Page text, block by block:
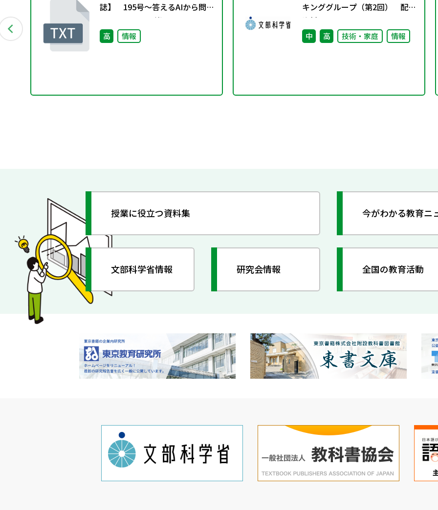
誌】 195号～答えるAIから問う
AIへ、そして一緒に考えるAIへ
～高 情報
キンググループ（第2回） 配付
資料
中 高 技術・家庭 情報
授業に役立つ資料集 今がわかる教育ニ
文部科学省情報 研究会情報 全国の教育活動